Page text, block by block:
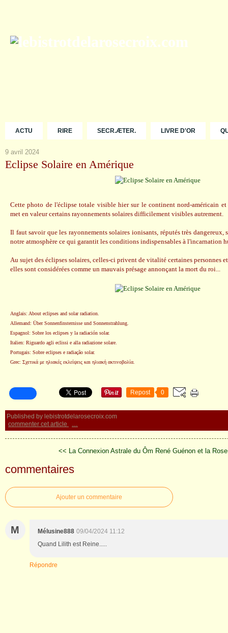
ACTU RIRE SECR.ÆTER. LIVRE D'OR
9 avril 2024
Eclipse Solaire en Amérique
Cette photo de l'éclipse totale visible hier sur le continent nord-américain
met en valeur certains rayonnements solaires difficilement visibles autrement.
Il faut savoir que les rayonnements solaires ionisants, réputés très dangereux,
notre atmosphère ce qui garantit les conditions indispensables à l'incarnation
Au sujet des éclipses solaires, celles-ci privent de vitalité certaines personnes
elles sont considérées comme un mauvais présage annonçant la mort du roi...
Anglais: About eclipses and solar radiation.
Allemand: Über Sonnenfinsternisse und Sonnenstrahlung.
Espagnol: Sobre los eclipses y la radiación solar.
Italien: Riguardo agli eclissi e alla radiazione solare.
Portugais: Sobre eclipses e radiação solar.
Grec: Σχετικά με ηλιακές εκλείψεις και ηλιακή ακτινοβολία.
Repost 0
Published by lebistrotdelarosecroix.com
commenter cet article
…
<< La Connexion Astrale du Ôm René Guénon et la
commentaires
Ajouter un commentaire
M Mélusine888 09/04/2024 11:12
Quand Lilith est Reine.....
Répondre